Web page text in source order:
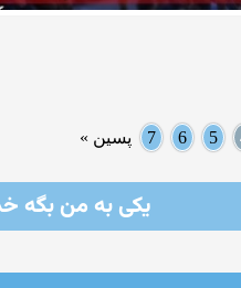
5
6
7 پسین »
یکی به من بگه